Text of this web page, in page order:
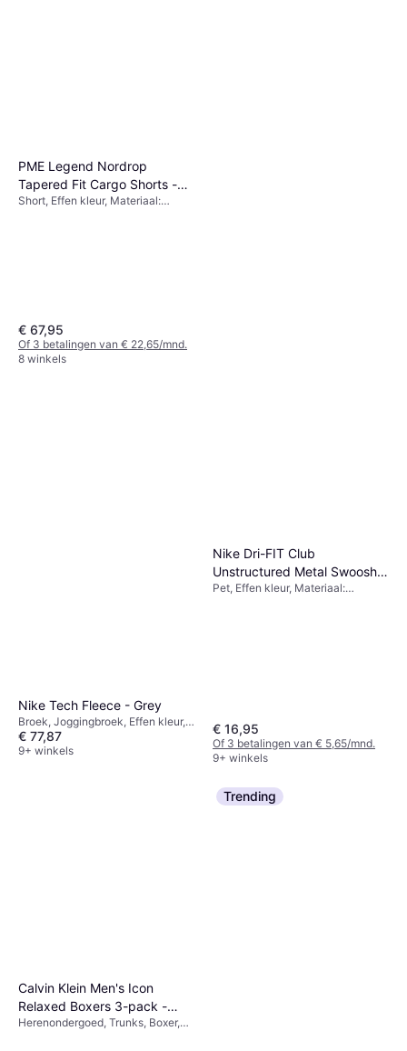
PME Legend Nordrop
Tapered Fit Cargo Shorts -
Groen
Short, Effen kleur, Materiaal:
€ 67,95
Of 3 betalingen van € 22,65/mnd.
8 winkels
Nike Tech Fleece - Grey
Broek, Joggingbroek, Effen kleur,
Materiaal: Katoen, Fleece,
Polyester, Zakken
€ 77,87
9+ winkels
Nike Dri-FIT Club
Unstructured Metal Swoosh
Cap - Black/Metallic Silver
Pet, Effen kleur, Materiaal:
€ 16,95
Of 3 betalingen van € 5,65/mnd.
9+ winkels
Calvin Klein Men's Icon
Relaxed Boxers 3-pack -
Black
Herenondergoed, Trunks, Boxer,
Trending